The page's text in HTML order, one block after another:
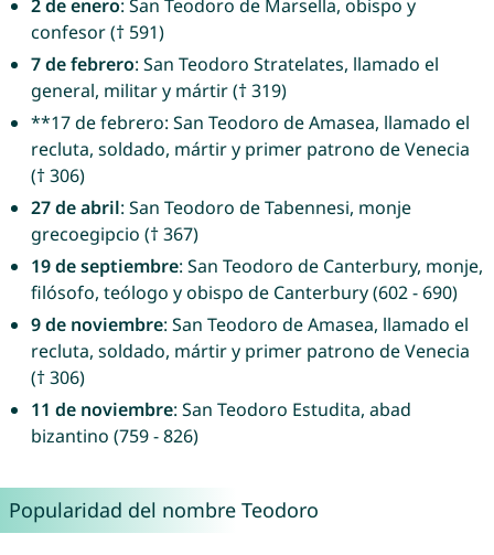
2 de enero: San Teodoro de Marsella, obispo y
confesor († 591)
7 de febrero: San Teodoro Stratelates, llamado el
general, militar y mártir († 319)
**17 de febrero: San Teodoro de Amasea, llamado el
recluta, soldado, mártir y primer patrono de Venecia
(† 306)
27 de abril: San Teodoro de Tabennesi, monje
grecoegipcio († 367)
19 de septiembre: San Teodoro de Canterbury, monje,
filósofo, teólogo y obispo de Canterbury (602 - 690)
9 de noviembre: San Teodoro de Amasea, llamado el
recluta, soldado, mártir y primer patrono de Venecia
(† 306)
11 de noviembre: San Teodoro Estudita, abad
bizantino (759 - 826)
Popularidad del nombre Teodoro